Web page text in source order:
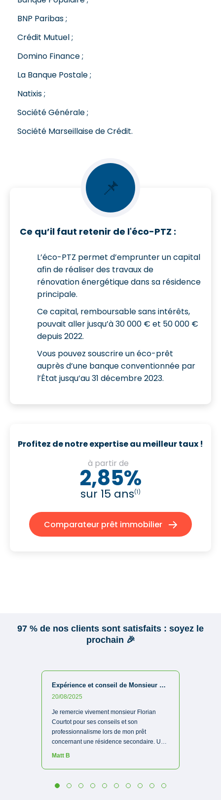
BNP Paribas ;
Crédit Mutuel ;
Domino Finance ;
La Banque Postale ;
Natixis ;
Société Générale ;
Société Marseillaise de Crédit.
📌
Ce qu’il faut retenir de l'éco-PTZ :
L’éco-PTZ permet d’emprunter un capital
afin de réaliser des travaux de
rénovation énergétique dans sa résidence
principale.
Ce capital, remboursable sans intérêts,
pouvait aller jusqu’à 30 000 € et 50 000 €
depuis 2022.
Vous pouvez souscrire un éco-prêt
auprès d’une banque conventionnée par
l’État jusqu’au 31 décembre 2023.
Profitez de notre expertise au meilleur taux !
à partir de
2,85%
sur 15 ans(1)
Comparateur prêt immobilier